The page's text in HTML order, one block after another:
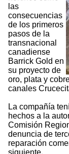
las
consecuencias
de los primeros
pasos de la
transnacional
canadiense
Barrick Gold en
su proyecto de
oro, plata y
canales
La compañía
hechos a la
Comisión
denuncia de
reparación